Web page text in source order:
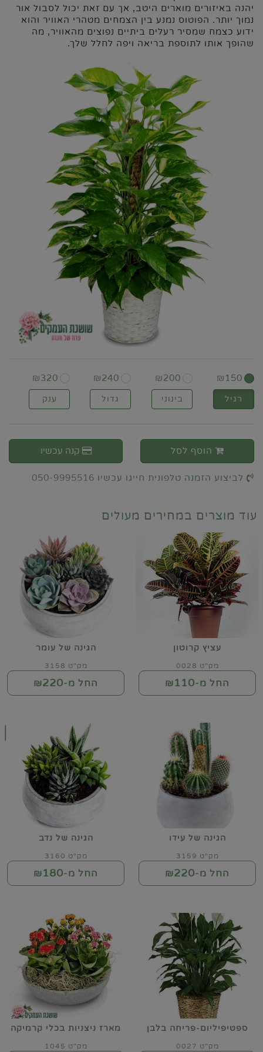
יהנה באיזורים מוארים היטב, אך עם זאת יכול לסבול אור
נמוך יותר. הפוטוס נמנע בין הצמחים מטהרי האוויר והוא
ידוע כצמח שמסיר רעלים ביתיים נפוצים מהאוויר, מה
שהופך אותו לתוספת בריאה ויפה לחלל שלך.
₪ 150
₪200
₪240
₪320
רגיל בינוני גדול ענק
הוסף לסל קנה עכשיו
לביצוע הזמנה טלפונית חייגו עכשיו 050-9995516
עוד מוצרים במחירים מעולים
עציץ קרוטון
מק"ט 0028
החל מ-₪110
הגינה של עומר
מק"ט 3158
החל מ-₪220
הגינה של עידו
מק"ט 3159
החל מ-₪220
הגינה של נדב
מק"ט 3160
החל מ-₪180
ספטיפיליום-פריחה בלבן
מק"ט 0027
מארז ניצניות בכלי קרמיקה
מק"ט 1045